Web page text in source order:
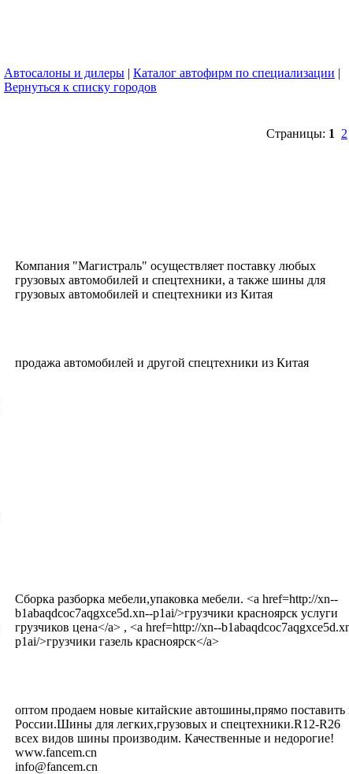
Автосалоны и дилеры | Каталог автофирм по специализации |
Вернуться к списку городов
Страницы: 1 2
Компания "Магистраль" осуществляет поставку любых
грузовых автомобилей и спецтехники, а также шины для
грузовых автомобилей и спецтехники из Китая
продажа автомобилей и другой спецтехники из Китая
Сборка разборка мебели,упаковка мебели. <a href=http://xn--
b1abaqdcoc7aqgxce5d.xn--p1ai/>грузчики красноярск услуги
грузчиков цена</a> , <a href=http://xn--
p1ai/>грузчики газель красноярск</a>
оптом продаем новые китайские автошины,прямо поставить
России.Шины для легких,грузовых и спецтехники.R12-R26
всех видов шины производим. Качественные и недорогие!
www.fancem.cn
info@fancem.cn